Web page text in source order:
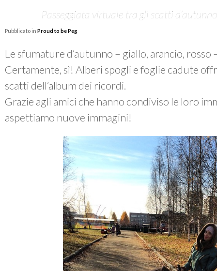
Passeggiata virtuale tra gli scatti
Pubblicato in Proud to be Peg
Le sfumature d’autunno – giallo, arancio,
Certamente, sì! Alberi spogli e foglie cadute
scatti dell’album dei ricordi.
Grazie agli amici che hanno condiviso le loro
aspettiamo nuove immagini!